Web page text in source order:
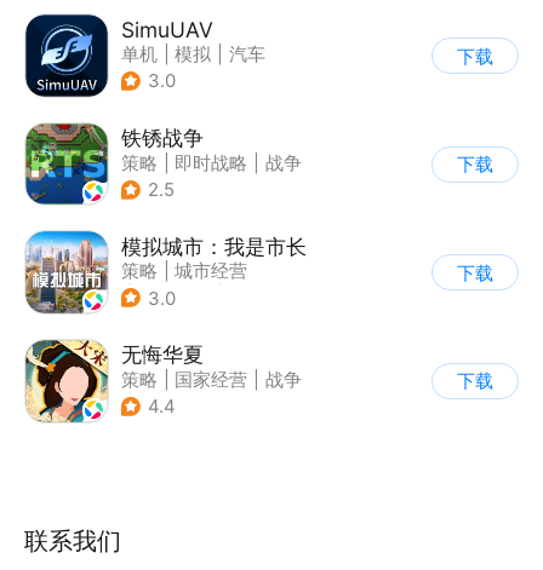
SimuUAV
单机 模拟
汽车
| 烧脑
3.0
下载
铁锈战争
策略 即时战略
战争
| 像素风
2.5
下载
模拟城市：我是市长
策略
城市经营
| 模拟城市
3.0
下载
无悔华夏
策略 国家经营
战争
| 中国风
4.4
下载
联系我们